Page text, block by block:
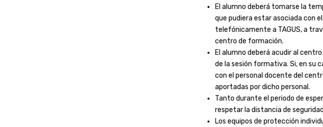
El alumno deberá tomarse la
que pudiera estar asociada con
telefónicamente a TAGUS, a
centro de formación.
El alumno deberá acudir al
de la sesión formativa. Si, en su
con el personal docente del
aportadas por dicho personal.
Tanto durante el periodo de
respetar la distancia de
Los equipos de protección